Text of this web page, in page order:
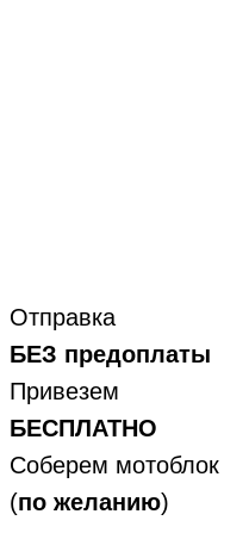
Отправка
БЕЗ предоплаты
Привезем
БЕСПЛАТНО
Соберем мотоблок
(по желанию)